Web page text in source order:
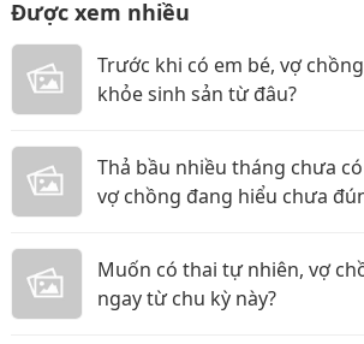
Được xem nhiều
Trước khi có em bé, vợ
khỏe sinh sản từ đâu?
Thả bầu nhiều tháng chưa
vợ chồng đang hiểu chưa
Muốn có thai tự nhiên, vợ
ngay từ chu kỳ này?